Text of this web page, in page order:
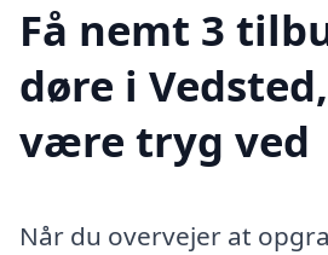
Få nemt 3
døre i
være tryg ved
Når du overvejer at